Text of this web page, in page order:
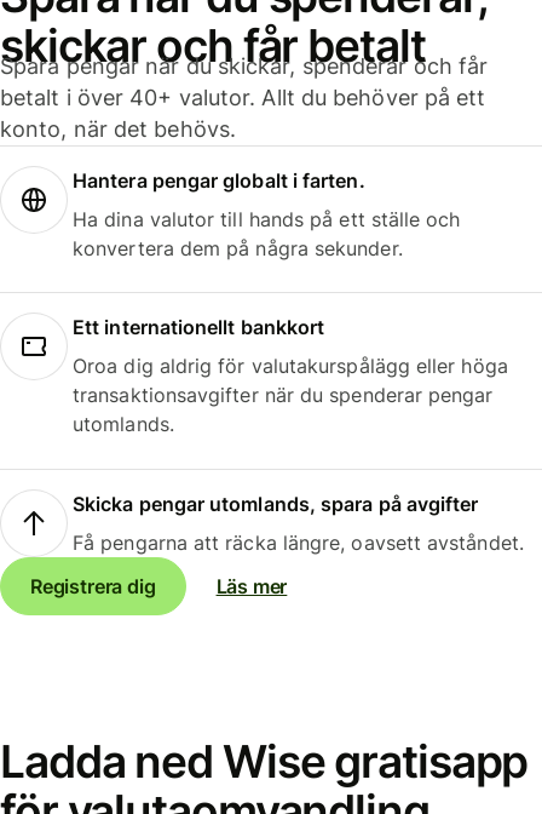
skickar och får betalt
Spara pengar när du skickar, spenderar och får
betalt i över 40+ valutor. Allt du behöver på ett
konto, när det behövs.
Hantera pengar globalt i farten.
Ha dina valutor till hands på ett ställe och
konvertera dem på några sekunder.
Ett internationellt bankkort
Oroa dig aldrig för valutakurspålägg eller höga
transaktionsavgifter när du spenderar pengar
utomlands.
Skicka pengar utomlands, spara på avgifter
Få pengarna att räcka längre, oavsett avståndet.
Registrera dig
Läs mer
Ladda ned Wise gratisapp